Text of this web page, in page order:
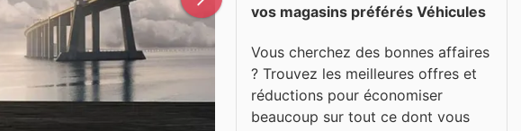
vos magasins préférés Véhicules
Vous cherchez des bonnes affaires
? Trouvez les meilleures offres et
réductions pour économiser
beaucoup sur tout ce dont vous